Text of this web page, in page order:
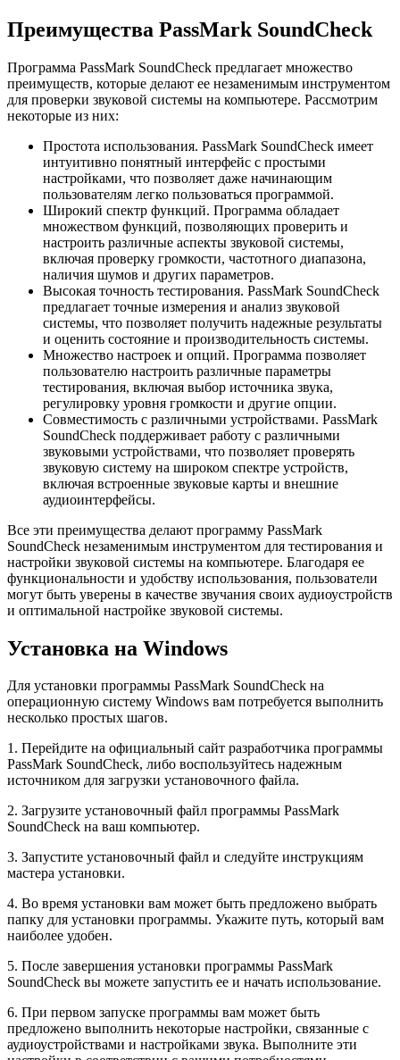
Преимущества PassMark SoundCheck
Программа PassMark SoundCheck предлагает множество
преимуществ, которые делают ее незаменимым инструментом
для проверки звуковой системы на компьютере. Рассмотрим
некоторые из них:
Простота использования. PassMark SoundCheck имеет
интуитивно понятный интерфейс с простыми
настройками, что позволяет даже начинающим
пользователям легко пользоваться программой.
Широкий спектр функций. Программа обладает
множеством функций, позволяющих проверить и
настроить различные аспекты звуковой системы,
включая проверку громкости, частотного диапазона,
наличия шумов и других параметров.
Высокая точность тестирования. PassMark SoundCheck
предлагает точные измерения и анализ звуковой
системы, что позволяет получить надежные результаты
и оценить состояние и производительность системы.
Множество настроек и опций. Программа позволяет
пользователю настроить различные параметры
тестирования, включая выбор источника звука,
регулировку уровня громкости и другие опции.
Совместимость с различными устройствами. PassMark
SoundCheck поддерживает работу с различными
звуковыми устройствами, что позволяет проверять
звуковую систему на широком спектре устройств,
включая встроенные звуковые карты и внешние
аудиоинтерфейсы.
Все эти преимущества делают программу PassMark
SoundCheck незаменимым инструментом для тестирования и
настройки звуковой системы на компьютере. Благодаря ее
функциональности и удобству использования, пользователи
могут быть уверены в качестве звучания своих аудиоустройств
и оптимальной настройке звуковой системы.
Установка на Windows
Для установки программы PassMark SoundCheck на
операционную систему Windows вам потребуется выполнить
несколько простых шагов.
1. Перейдите на официальный сайт разработчика программы
PassMark SoundCheck, либо воспользуйтесь надежным
источником для загрузки установочного файла.
2. Загрузите установочный файл программы PassMark
SoundCheck на ваш компьютер.
3. Запустите установочный файл и следуйте инструкциям
мастера установки.
4. Во время установки вам может быть предложено выбрать
папку для установки программы. Укажите путь, который вам
наиболее удобен.
5. После завершения установки программы PassMark
SoundCheck вы можете запустить ее и начать использование.
6. При первом запуске программы вам может быть
предложено выполнить некоторые настройки, связанные с
аудиоустройствами и настройками звука. Выполните эти